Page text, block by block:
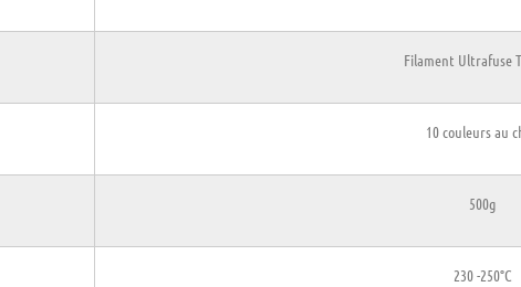
Filament Ultrafuse
10 couleurs au
500g
230 -250°C